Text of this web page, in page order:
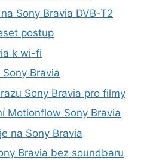
Sony Bravia DVB-T2
postup
k wi-fi
Bravia
Sony Bravia pro filmy
Motionflow Sony Bravia
na Sony Bravia
Bravia bez soundbaru